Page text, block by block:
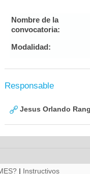
Nombre de la
convocatoria:
Modalidad:
Responsable
Jesus Orlando
| Instructivos